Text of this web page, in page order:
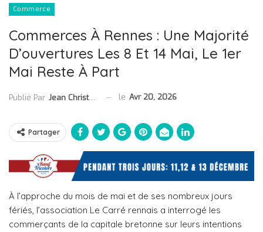
Commerce
Commerces À Rennes : Une Majorité
D’ouvertures Les 8 Et 14 Mai, Le 1er
Mai Reste À Part
Publié Par Jean Christophe Collet le Avr 20, 2026
Partager
À l’approche du mois de mai et de ses nombreux jours
fériés, l’association Le Carré rennais a interrogé les
commerçants de la capitale bretonne sur leurs intentions